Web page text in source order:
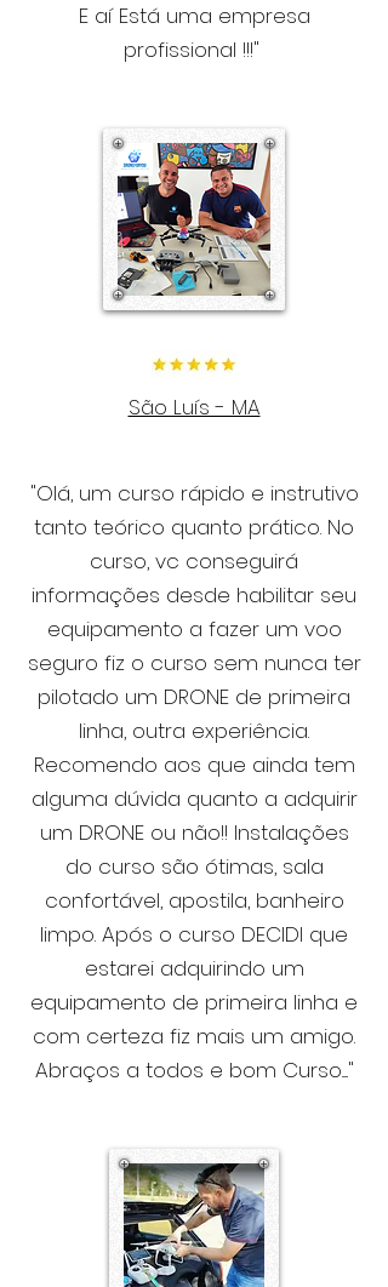
E aí Está uma empresa
profissional !!!"
São Luís - MA
"Olá, um curso rápido e instrutivo
tanto teórico quanto prático. No
curso, vc conseguirá
informações desde habilitar seu
equipamento a fazer um voo
seguro fiz o curso sem nunca ter
pilotado um DRONE de primeira
linha, outra experiência.
Recomendo aos que ainda tem
alguma dúvida quanto a adquirir
um DRONE ou não!! Instalações
do curso são ótimas, sala
confortável, apostila, banheiro
limpo. Após o curso DECIDI que
estarei adquirindo um
equipamento de primeira linha e
com certeza fiz mais um amigo.
Abraços a todos e bom Curso....."